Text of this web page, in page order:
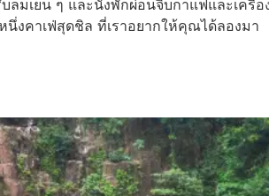
มเย็น ๆ และนั่งพักผ่อนจิบกาแฟและเครื่
นึ่งคาเฟ่สุดชิล ที่เราอยากให้คุณได้ลอง